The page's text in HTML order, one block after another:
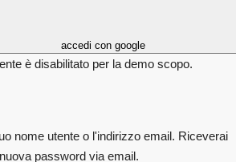
accedi con google
è disabilitato per la demo scopo.
nome utente o l'indirizzo email. Riceverai
password via email.